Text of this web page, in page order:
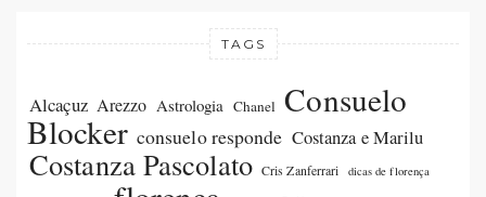
TAGS
Alcaçuz Arezzo Astrologia Chanel Consuelo
Blocker consuelo responde Costanza e Marilu
Costanza Pascolato Cris Zanferrari dicas de florença